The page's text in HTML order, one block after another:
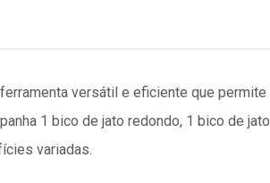
versátil e eficiente que permite
1 bico de jato redondo, 1 bico de
variadas.